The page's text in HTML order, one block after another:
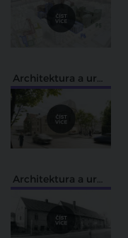
Architektura a urbanismus
Architektura a urbanismus